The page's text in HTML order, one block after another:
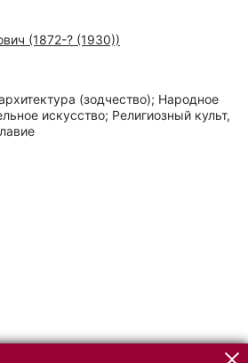
(1872-? (1930))
(зодчество); Народное
искусство; Религиозный культ,